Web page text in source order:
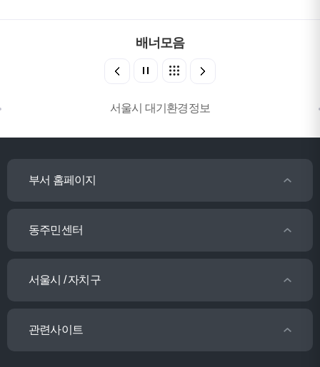
배너모음
서울시 대기환경정보
부서 홈페이지
동주민센터
서울시 / 자치구
관련사이트